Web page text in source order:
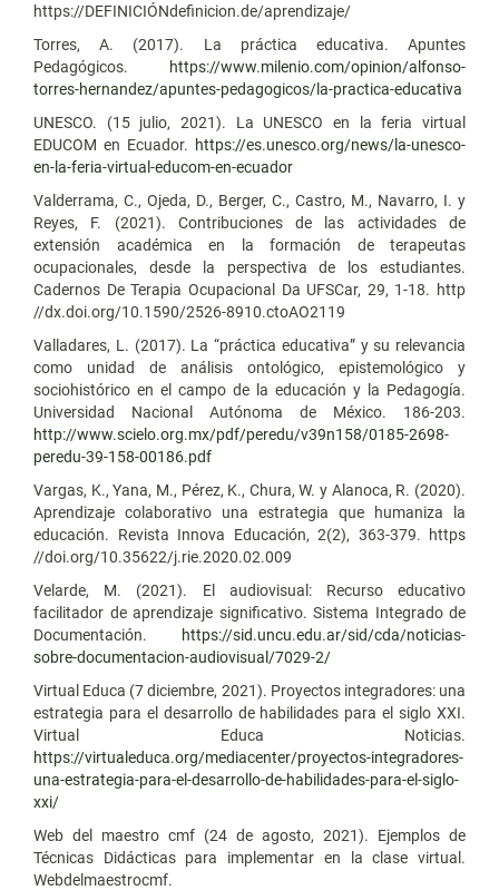
https://DEFINICIÓNdefinicion.de/aprendizaje/
Torres, A. (2017). La práctica educativa. Apuntes
Pedagógicos.
https://www.milenio.com/opinion/alfonso-
torres-hernandez/apuntes-pedagogicos/la-practica-educativa
UNESCO. (15 julio, 2021). La UNESCO en la feria virtual
EDUCOM en Ecuador. https://es.unesco.org/news/la-unesco-
en-la-feria-virtual-educom-en-ecuador
Valderrama, C., Ojeda, D., Berger, C., Castro, M., Navarro, I. y
Reyes, F. (2021). Contribuciones de las actividades de
extensión académica en la formación de terapeutas
ocupacionales, desde la perspectiva de los estudiantes.
Cadernos De Terapia Ocupacional Da UFSCar, 29, 1-18. http
//dx.doi.org/10.1590/2526-8910.ctoAO2119
Valladares, L. (2017). La “práctica educativa” y su relevancia
como unidad de análisis ontológico, epistemológico y
sociohistórico en el campo de la educación y la Pedagogía.
Universidad Nacional Autónoma de México. 186-203.
http://www.scielo.org.mx/pdf/peredu/v39n158/0185-2698-
peredu-39-158-00186.pdf
Vargas, K., Yana, M., Pérez, K., Chura, W. y Alanoca, R. (2020).
Aprendizaje colaborativo una estrategia que humaniza la
educación. Revista Innova Educación, 2(2), 363-379. https
//doi.org/10.35622/j.rie.2020.02.009
Velarde, M. (2021). El audiovisual: Recurso educativo
facilitador de aprendizaje significativo. Sistema Integrado de
Documentación.
https://sid.uncu.edu.ar/sid/cda/noticias-
sobre-documentacion-audiovisual/7029-2/
Virtual Educa (7 diciembre, 2021). Proyectos integradores: una
estrategia para el desarrollo de habilidades para el siglo XXI.
Virtual Educa Noticias.
https://virtualeduca.org/mediacenter/proyectos-integradores-
una-estrategia-para-el-desarrollo-de-habilidades-para-el-siglo-
xxi/
Web del maestro cmf (24 de agosto, 2021). Ejemplos de
Técnicas Didácticas para implementar en la clase virtual.
Webdelmaestrocmf.